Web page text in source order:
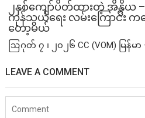
၂နှစ်​ကျော်ပိတ်ထားတဲ့ အိန္ဒိယ
ကုန်သွယ်ရေး လမ်းကြောင်း က
တော့မယ်
ဩဂုတ် ၇ ၊ ၂၀၂၆ CC (VOM) မြန်မ
LEAVE A COMMENT